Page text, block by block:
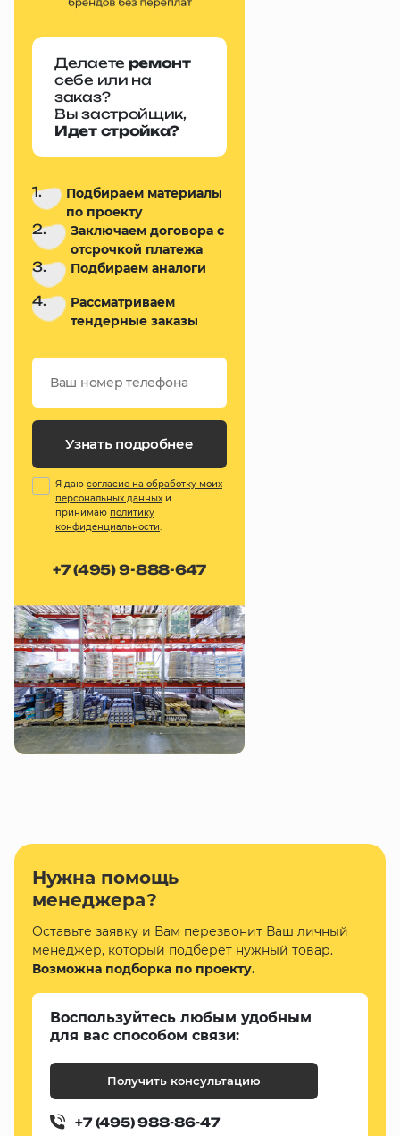
Делаете ремонт
себе или на
заказ?
Вы застройщик,
Идет стройка?
1.
Подбираем материалы
по проекту
2.
Заключаем договора с
отсрочкой платежа
3. Подбираем аналоги
4.
Рассматриваем
тендерные заказы
Узнать подробнее
Я даю согласие на обработку моих
персональных данных и
принимаю политику
конфиденциальности.
+7 (495) 9-888-647
Нужна помощь
менеджера?
Оставьте заявку и Вам перезвонит Ваш личный
менеджер, который подберет нужный товар.
Возможна подборка по проекту.
Воспользуйтесь любым удобным
для вас способом связи:
Получить консультацию
+7 (495) 988-86-47